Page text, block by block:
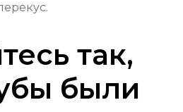
так,
были